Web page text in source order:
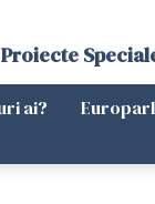
Proiecte
ai?